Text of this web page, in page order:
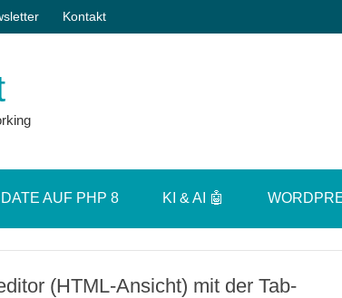
Kontakt
AUF PHP 8 KI & AI 🤖
(HTML-Ansicht) mit der Tab-